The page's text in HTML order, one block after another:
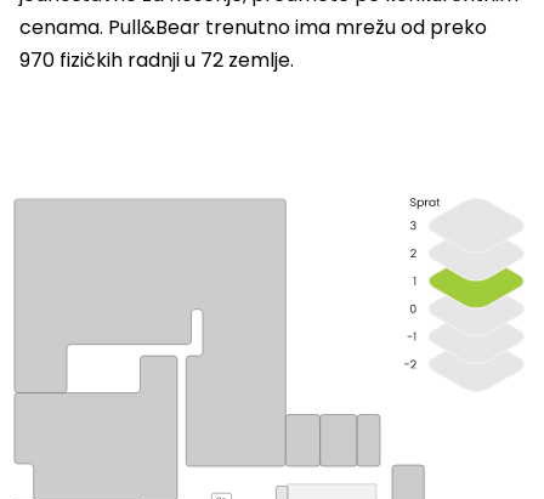
cenama. Pull&Bear trenutno ima mrežu od preko
970 fizičkih radnji u 72 zemlje.